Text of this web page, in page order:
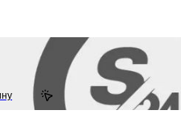
на питбайк / мотоцикл Irbis TTR /